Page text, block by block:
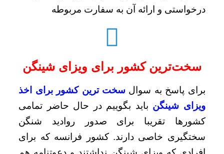
درخواستی و ارائه آن به سفارت مربوطه
سخت‌ترین کشور برای ویزای شینگن
برای پاسخ به سوال سخت ترین کشور برای اخذ
ویزای شینگن باید بگوییم در حال حاضر تمامی
کشورها تقریبا برای صدور روادید شنگن
سختگیری خاصی دارند. کشور فرانسه که برای